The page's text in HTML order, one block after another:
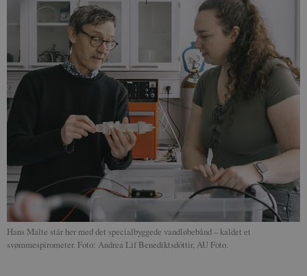
Hans Malte står her med det specialbyggede vandløbebånd – kaldet et
svømmespirometer. Foto: Andrea Lif Benediktsdóttir, AU Foto.